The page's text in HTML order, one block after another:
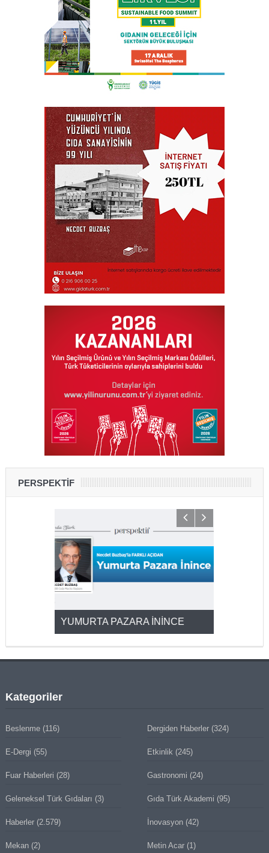
PERSPEKTİF
YUMURTA PAZARA İNİNCE
Kategoriler
Beslenme(116) Dergiden Haberler (324)
E-Dergi (55) Etkinlik (245)
Fuar Haberleri (28) Gastronomi (24)
Geleneksel Türk Gıdaları (3) Gıda Türk Akademi (95)
Haberler(2.579) İnovasyon (42)
Mekan(2) Metin Acar (1)